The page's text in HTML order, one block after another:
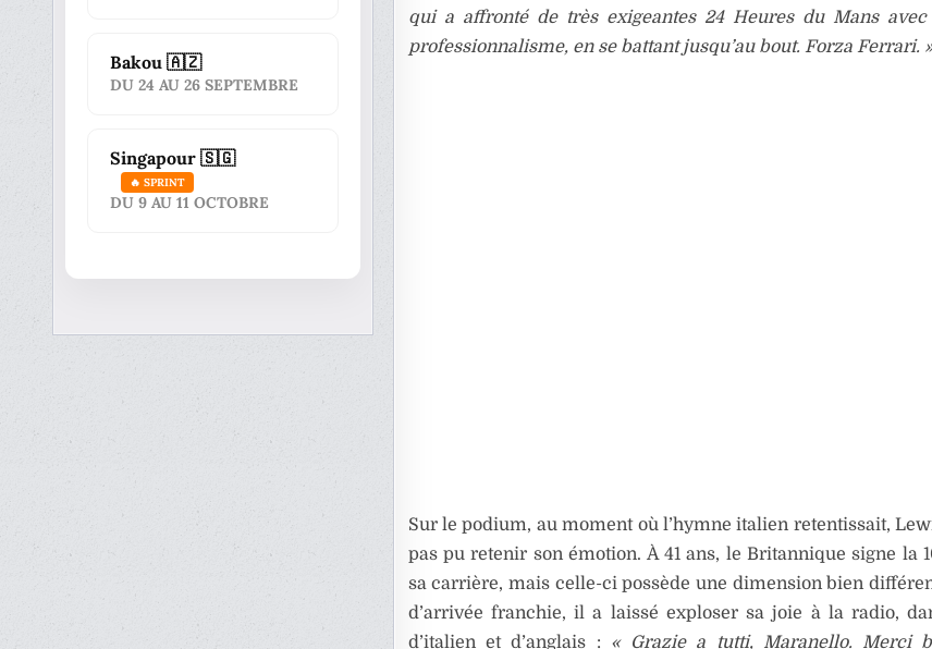
qui a affronté de très exigeantes 24 Heures du Mans
professionnalisme, en se battant jusqu’au bout. Forza Ferrari.
Sur le podium, au moment où l’hymne italien retentissait,
pas pu retenir son émotion. À 41 ans, le Britannique signe la
sa carrière, mais celle-ci possède une dimension bien
d’arrivée franchie, il a laissé exploser sa joie à la radio,
d’italien et d’anglais : « Grazie a tutti, Maranello. Merci
Bakou 🇦🇿
DU 24 AU 26 SEPTEMBRE
Singapour 🇸🇬
🔥 SPRINT
DU 9 AU 11 OCTOBRE